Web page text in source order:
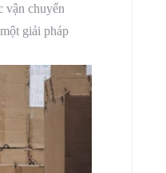
vận chuyển
giải pháp